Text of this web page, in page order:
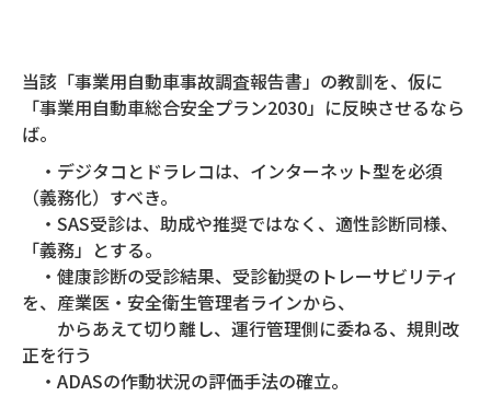
当該「事業用自動車事故調査報告書」の教訓を、仮に
「事業用自動車総合安全プラン2030」に反映させるなら
ば。
・デジタコとドラレコは、インターネット型を必須
（義務化）すべき。
・SAS受診は、助成や推奨ではなく、適性診断同様、
「義務」とする。
・健康診断の受診結果、受診勧奨のトレーサビリティ
を、産業医・安全衛生管理者ラインから、
からあえて切り離し、運行管理側に委ねる、規則改
正を行う
・ADASの作動状況の評価手法の確立。